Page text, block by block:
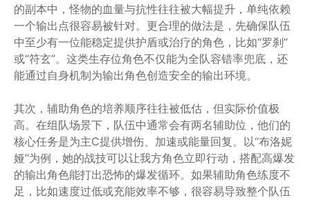
的副本中，怪物的血量与抗性往往被大幅提升，单纯依赖
一个输出点很容易被针对。更合理的做法是，先确保队伍
中至少有一位能稳定提供护盾或治疗的角色，比如“罗刹”
或“符玄”。这类生存位角色不仅能为全队容错率兜底，还
能通过自身机制为输出角色创造安全的输出环境。
其次，辅助角色的培养顺序往往被低估，但实际价值极
高。在组队场景下，队伍中通常会有两名辅助位，他们的
核心任务是为主C提供增伤、加速或能量回复。以“布洛妮
娅”为例，她的战技可以让我方角色立即行动，搭配高爆发
的输出角色能打出恐怖的爆发循环。如果辅助角色练度不
足，比如速度过低或充能效率不够，很容易导致整个队伍